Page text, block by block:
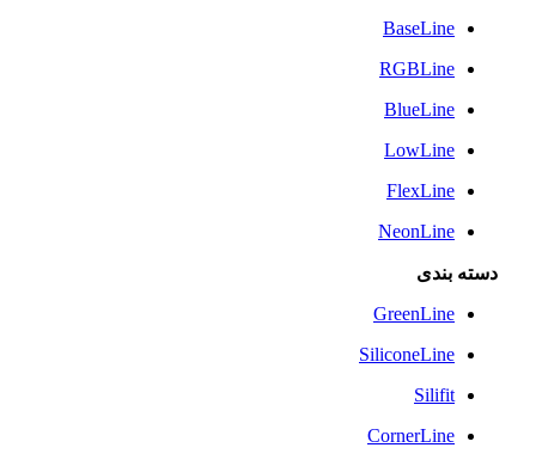
BaseLine
RGBLine
BlueLine
LowLine
FlexLine
NeonLine
دسته بندی
GreenLine
SiliconeLine
Silifit
CornerLine